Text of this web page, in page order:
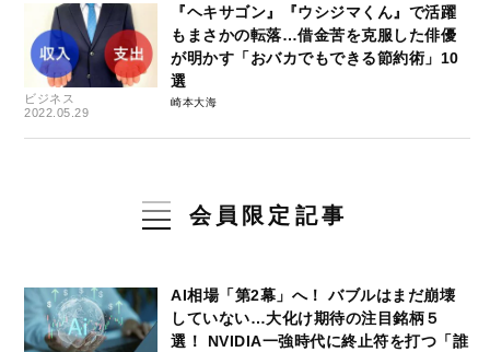
ビジネス
2022.05.29
『ヘキサゴン』『ウシジマくん』で活躍
もまさかの転落…借金苦を克服した俳優
が明かす「おバカでもできる節約術」10
選
崎本大海
会員限定記事
AI相場「第2幕」へ！ バブルはまだ崩壊
していない…大化け期待の注目銘柄５
選！ NVIDIA一強時代に終止符を打つ「誰